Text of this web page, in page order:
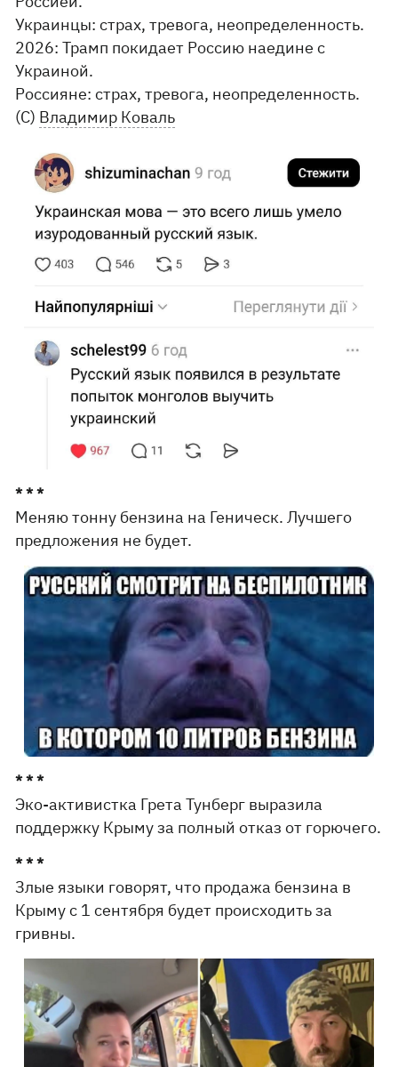
Украинцы: страх, тревога, неопределенность.
2026: Трамп покидает Россию наедине с
Украиной.
Россияне: страх, тревога, неопределенность.
(С) Владимир Коваль
* * *
Меняю тонну бензина на Геническ. Лучшего
предложения не будет.
* * *
Эко-активистка Грета Тунберг выразила
поддержку Крыму за полный отказ от горючего.
* * *
Злые языки говорят, что продажа бензина в
Крыму с 1 сентября будет происходить за
гривны.